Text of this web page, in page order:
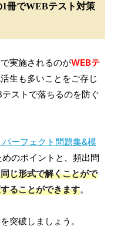
冊でWEBテスト対策
実施されるのがWEBテ
生も多いことをご存じ
ストで落ちるのを防ぐ
ーフェクト問題集&模
のポイントと、頻出問
じ形式で解くことがで
ることができます。
突破しましょう。